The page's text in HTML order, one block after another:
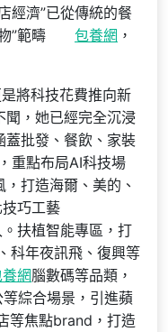
經濟”已從傳統的餐
”範疇
包養網 ，
將科技花費推向新
聞，她已經完全沉浸
蓋批發、餐飲、家裝
重點布局AI科技場
打造海爾、美的、
巧工藝
扶植智能專區，打
科年夜訊飛、復興等
網腦數碼等品類，
綜合場景，引進蘋
等焦點brand，打造